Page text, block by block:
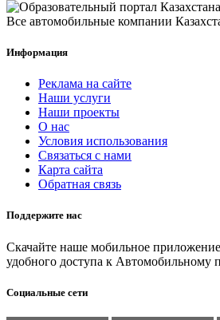
Все автомобильные компании
Информация
Реклама на сайте
Наши услуги
Наши проекты
О нас
Условия использования
Связаться с нами
Карта сайта
Обратная связь
Поддержите нас
Скачайте наше мобильное
удобного доступа к Автомобильному
Социальные сети